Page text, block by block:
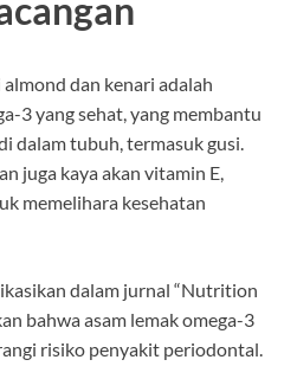
dan kenari adalah
3 yang sehat, yang membantu
dalam tubuh, termasuk gusi.
juga kaya akan vitamin E,
memelihara kesehatan
dalam jurnal “Nutrition
bahwa asam lemak omega-3
risiko penyakit periodontal.